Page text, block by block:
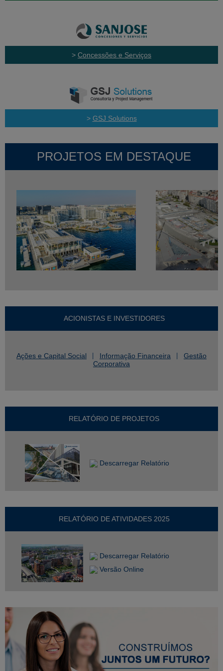
> Concessões e Serviços
> GSJ Solutions
PROJETOS EM DESTAQUE
ACIONISTAS E INVESTIDORES
Ações e Capital Social Informação Financeira
Gestão
Corporativa
RELATÓRIO DE PROJETOS
Descarregar Relatório
RELATÓRIO DE ATIVIDADES 2025
Descarregar Relatório
Versão Online